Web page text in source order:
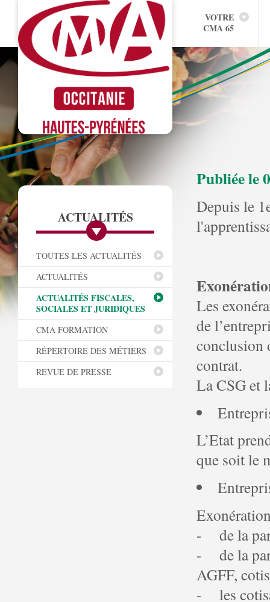
VOTRE
CMA 65
ACTUALITÉS
TOUTES LES ACTUALITÉS
ACTUALITÉS
ACTUALITÉS FISCALES,
SOCIALES ET JURIDIQUES
CMA FORMATION
RÉPERTOIRE DES MÉTIERS
REVUE DE PRESSE
Publiée le
Depuis le
Les
de
conclusion
contrat.
La CSG et
L’Etat
que soit le
- de la part
- de la part
AGFF,
- les